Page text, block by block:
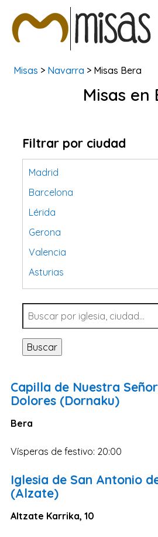
BUSCAR MISAS
Misas > Navarra > Misas Bera
Misas en
Filtrar por ciudad
Madrid
Barcelona
Lérida
Gerona
Valencia
Asturias
Tarragona
Navarra
Valladolid
Sevilla
Santa Cruz de Tenerife
Las Palmas
Alicante
Toledo
Buscar
Capilla de Nuestra
Dolores (Dornaku)
Bera
Vísperas de festivo: 20:00
Iglesia de San Antonio
(Alzate)
Altzate Karrika, 10